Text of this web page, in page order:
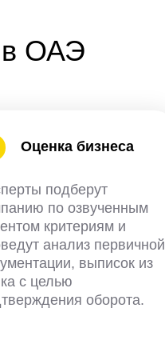
в ОАЭ
Оценка бизнеса
подберут
по озвученным
критериям и
анализ первичной
выписок из
с целью
оборота.